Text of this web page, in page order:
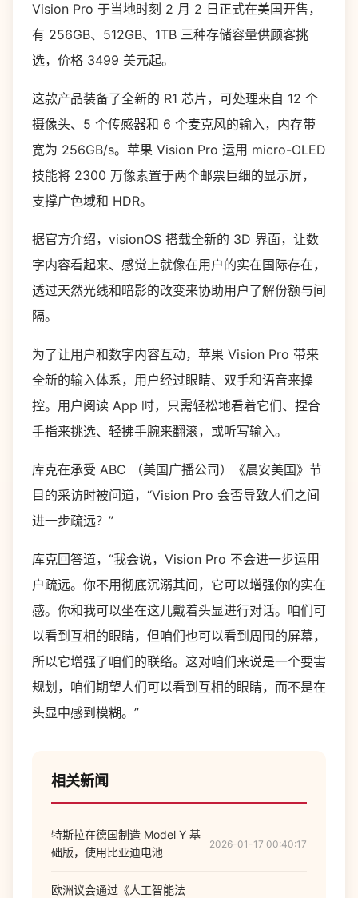
Vision Pro 于当地时刻 2 月 2 日正式在美国开售，
有 256GB、512GB、1TB 三种存储容量供顾客挑
选，价格 3499 美元起。
这款产品装备了全新的 R1 芯片，可处理来自 12 个
摄像头、5 个传感器和 6 个麦克风的输入，内存带
宽为 256GB/s。苹果 Vision Pro 运用 micro-OLED
技能将 2300 万像素置于两个邮票巨细的显示屏，
支撑广色域和 HDR。
据官方介绍，visionOS 搭载全新的 3D 界面，让数
字内容看起来、感觉上就像在用户的实在国际存在，
透过天然光线和暗影的改变来协助用户了解份额与间
隔。
为了让用户和数字内容互动，苹果 Vision Pro 带来
全新的输入体系，用户经过眼睛、双手和语音来操
控。用户阅读 App 时，只需轻松地看着它们、捏合
手指来挑选、轻拂手腕来翻滚，或听写输入。
库克在承受 ABC （美国广播公司）《晨安美国》节
目的采访时被问道，“Vision Pro 会否导致人们之间
进一步疏远？”
库克回答道，“我会说，Vision Pro 不会进一步运用
户疏远。你不用彻底沉溺其间，它可以增强你的实在
感。你和我可以坐在这儿戴着头显进行对话。咱们可
以看到互相的眼睛，但咱们也可以看到周围的屏幕，
所以它增强了咱们的联络。这对咱们来说是一个要害
规划，咱们期望人们可以看到互相的眼睛，而不是在
头显中感到模糊。”
相关新闻
特斯拉在德国制造 Model Y 基
础版，使用比亚迪电池
2026-01-17 00:40:17
欧洲议会通过《人工智能法